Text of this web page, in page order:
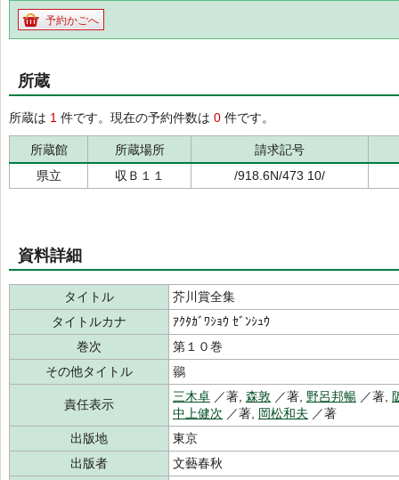
予約かごへ
所蔵
所蔵は 1 件です。現在の予約件数は 0 件です。
所蔵館 所蔵場所
請求記号
県立
収Ｂ１１ /918.6N/473 10/
資料詳細
タイトル
芥川賞全集
タイトルカナ
ｱｸﾀｶﾞﾜｼｮｳ ｾﾞﾝｼｭｳ
巻次
第１０巻
その他タイトル
鶸
責任表示
三木卓 ／著, 森敦 ／著, 野呂邦暢 ／著,
中上健次 ／著, 岡松和夫 ／著
出版地
東京
出版者
文藝春秋